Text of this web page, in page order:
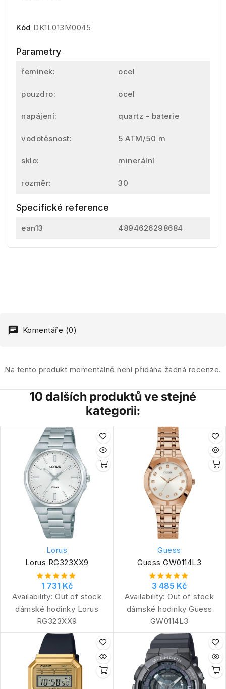
Kód DK1L013M0045
Parametry
řemínek: ocel
pouzdro: ocel
napájení: quartz - baterie
vodotěsnost: 5 ATM/50 m
sklo: minerální
rozměr: 30
Specifické reference
ean13 4894626298684
Komentáře (0)
Na tento produkt momentálně není přidána žádná recenze.
10 dalších produktů ve stejné
kategorii:
Lorus
Lorus RG323XX9
1 731 Kč
Availability: Out of stock
dámské hodinky Lorus
RG323XX9
Guess
Guess GW0114L3
3 485 Kč
Availability: Out of stock
dámské hodinky Guess
GW0114L3